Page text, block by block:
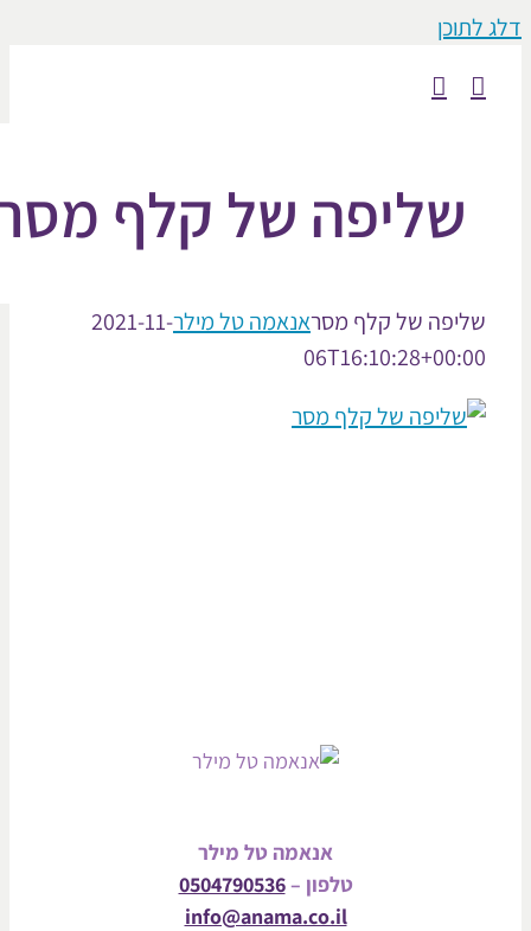
שליפה של קלף מסר
של קלף מסראנאמה טל מילר2021-11-
אנאמה טל מילר
טלפון –0504790536
info@anama.co.il